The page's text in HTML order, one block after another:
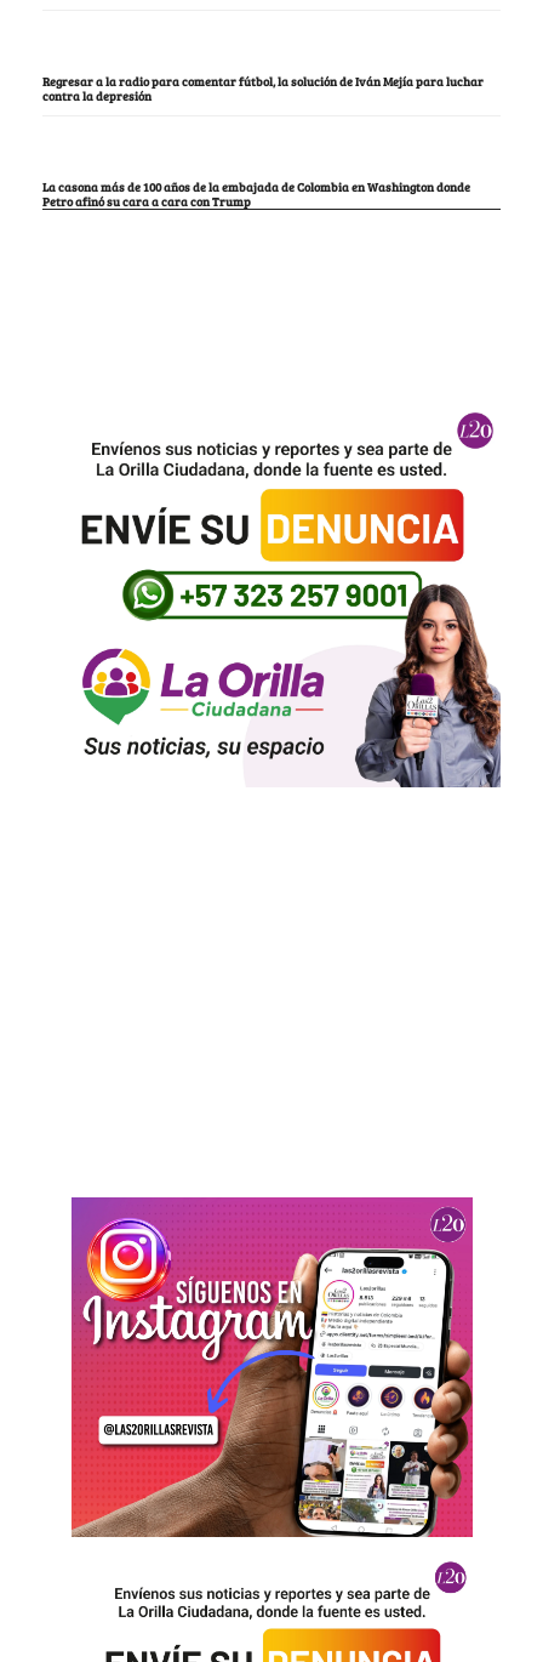
Regresar a la radio para comentar fútbol, la solución de Iván Mejía para luchar
contra la depresión
La casona más de 100 años de la embajada de Colombia en Washington donde
Petro afinó su cara a cara con Trump